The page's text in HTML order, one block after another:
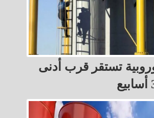
تستقر قرب أدنى